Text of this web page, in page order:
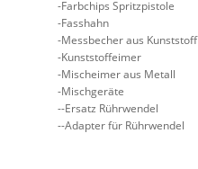
Farbchips Spritzpistole
Fasshahn
Messbecher aus Kunststoff
Kunststoffeimer
Mischeimer aus Metall
Mischgeräte
Ersatz Rührwendel
Adapter für Rührwendel